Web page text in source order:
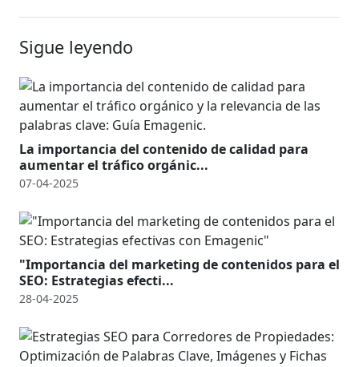
Sigue leyendo
La importancia del contenido de calidad para
aumentar el tráfico orgánic...
07-04-2025
"Importancia del marketing de contenidos para el
SEO: Estrategias efecti...
28-04-2025